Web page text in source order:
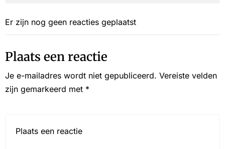
Er zijn nog geen reacties geplaatst
Plaats een reactie
Je e-mailadres wordt niet gepubliceerd. Vereiste velden
zijn gemarkeerd met *